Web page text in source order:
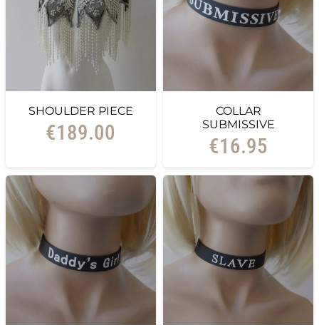
SHOULDER PIECE
€189.00
COLLAR
SUBMISSIVE
€16.95